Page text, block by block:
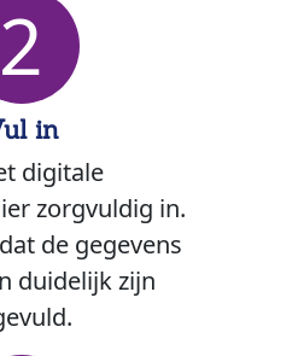
2
in
digitale
zorgvuldig in.
de gegevens
duidelijk zijn